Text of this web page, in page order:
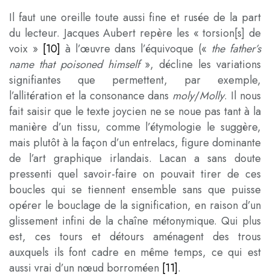
Il faut une oreille toute aussi fine et rusée de la part
du lecteur. Jacques Aubert repère les « torsion[s] de
voix » [10] à l’œuvre dans l’équivoque (« the father’s
name that poisoned himself», décline les variations
signifiantes que permettent, par exemple,
l’allitération et la consonance dans moly/Molly. Il nous
fait saisir que le texte joycien ne se noue pas tant à la
manière d’un tissu, comme l’étymologie le suggère,
mais plutôt à la façon d’un entrelacs, figure dominante
de l’art graphique irlandais. Lacan a sans doute
pressenti quel savoir-faire on pouvait tirer de ces
boucles qui se tiennent ensemble sans que puisse
opérer le bouclage de la signification, en raison d’un
glissement infini de la chaîne métonymique. Qui plus
est, ces tours et détours aménagent des trous
auxquels ils font cadre en même temps, ce qui est
aussi vrai d’un nœud borroméen [11].